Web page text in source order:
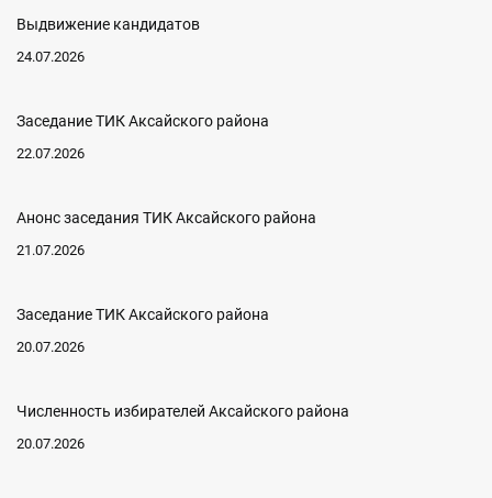
Выдвижение кандидатов
24.07.2026
Заседание ТИК Аксайского района
22.07.2026
Анонс заседания ТИК Аксайского района
21.07.2026
Заседание ТИК Аксайского района
20.07.2026
Численность избирателей Аксайского района
20.07.2026